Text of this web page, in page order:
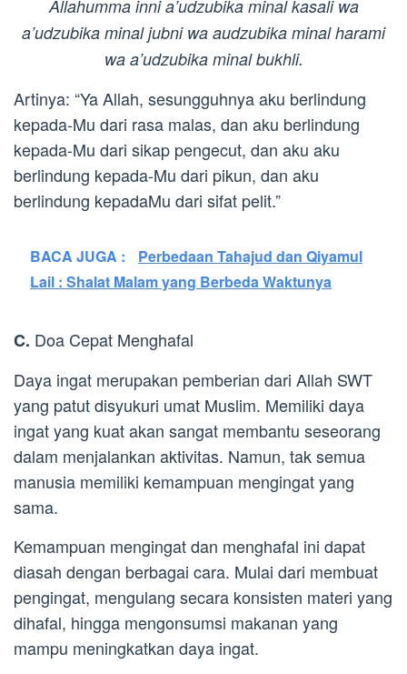
Allahumma inni a’udzubika minal kasali wa
a’udzubika minal jubni wa audzubika minal harami
wa a’udzubika minal bukhli.
Artinya: “Ya Allah, sesungguhnya aku berlindung
kepada-Mu dari rasa malas, dan aku berlindung
kepada-Mu dari sikap pengecut, dan aku aku
berlindung kepada-Mu dari pikun, dan aku
berlindung kepadaMu dari sifat pelit.”
BACA JUGA :
Perbedaan Tahajud dan Qiyamul
Lail : Shalat Malam yang Berbeda Waktunya
C. Doa Cepat Menghafal
Daya ingat merupakan pemberian dari Allah SWT
yang patut disyukuri umat Muslim. Memiliki daya
ingat yang kuat akan sangat membantu seseorang
dalam menjalankan aktivitas. Namun, tak semua
manusia memiliki kemampuan mengingat yang
sama.
Kemampuan mengingat dan menghafal ini dapat
diasah dengan berbagai cara. Mulai dari membuat
pengingat, mengulang secara konsisten materi yang
dihafal, hingga mengonsumsi makanan yang
mampu meningkatkan daya ingat.